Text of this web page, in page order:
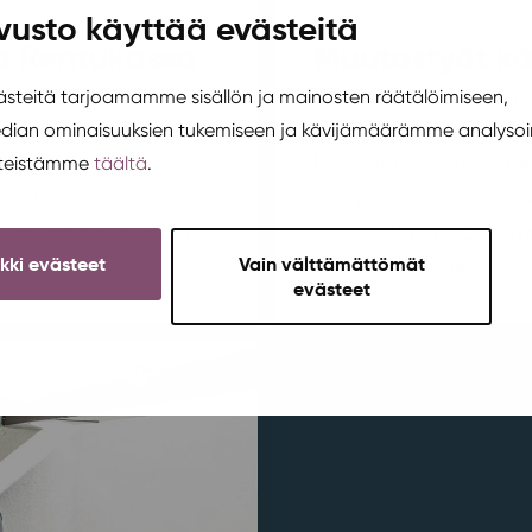
käyttää evästeitä
tarjoamamme sisällön ja mainosten räätälöimiseen,
ominaisuuksien tukemiseen ja kävijämäärämme
täältä.
evästeet
Vain välttämättömät
evästeet
mukaan rentoon
kerran
Muutostyöt
Ajankohtaista,Aluekehitys
Rentukan edustan
viihtyisämmäksi on
keskustelua myös
yhteydessä aukiolle